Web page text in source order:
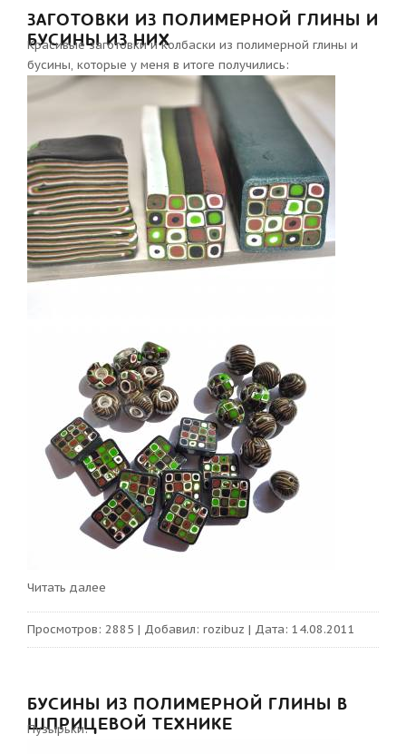
ЗАГОТОВКИ ИЗ ПОЛИМЕРНОЙ ГЛИНЫ И
БУСИНЫ ИЗ НИХ
Красивые заготовки и колбаски из полимерной глины и
бусины, которые у меня в итоге получились:
Читать далее
Просмотров: 2885 | Добавил: rozibuz | Дата: 14.08.2011
БУСИНЫ ИЗ ПОЛИМЕРНОЙ ГЛИНЫ В
ШПРИЦЕВОЙ ТЕХНИКЕ
Пузырьки: